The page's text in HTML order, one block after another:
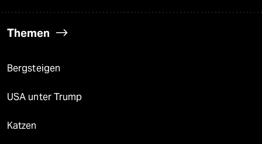
Themen
Bergsteigen
USA unter Trump
Katzen